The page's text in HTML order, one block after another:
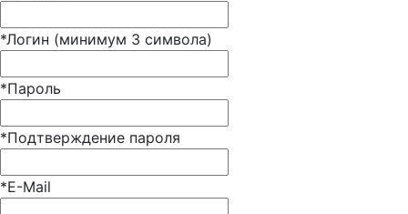
*Логин (минимум 3 символа)
*Пароль
*Подтверждение пароля
*E-Mail